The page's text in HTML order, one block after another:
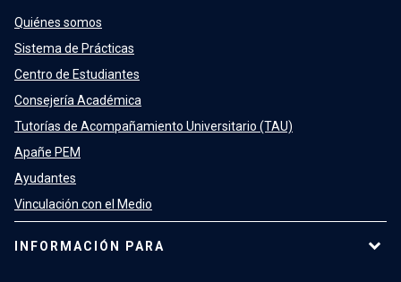
Quiénes somos
Sistema de Prácticas
Centro de Estudiantes
Consejería Académica
Tutorías de Acompañamiento Universitario (TAU)
Apañe PEM
Ayudantes
Vinculación con el Medio
INFORMACIÓN PARA